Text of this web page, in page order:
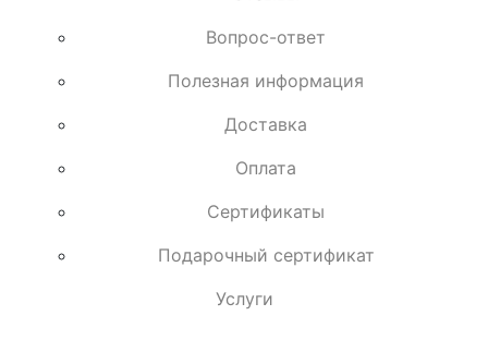
Вопрос-ответ
Полезная информация
Доставка
Оплата
Сертификаты
Подарочный сертификат
Услуги